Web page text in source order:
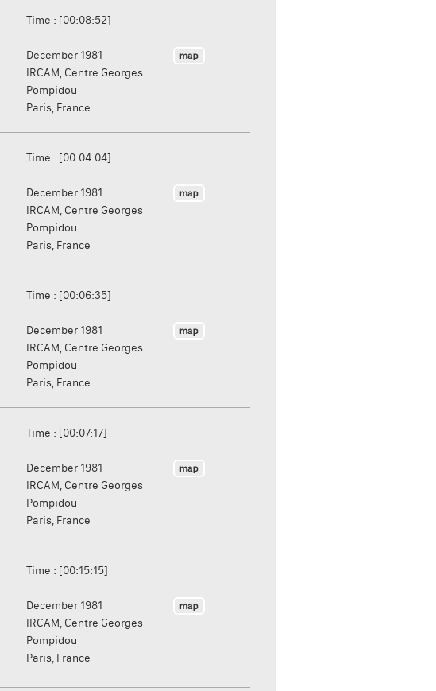
Time : [00:08:52]
December 1981
IRCAM, Centre Georges
Pompidou
Paris, France
Time : [00:04:04]
December 1981
IRCAM, Centre Georges
Pompidou
Paris, France
Time : [00:06:35]
December 1981
IRCAM, Centre Georges
Pompidou
Paris, France
Time : [00:07:17]
December 1981
IRCAM, Centre Georges
Pompidou
Paris, France
Time : [00:15:15]
December 1981
IRCAM, Centre Georges
Pompidou
Paris, France